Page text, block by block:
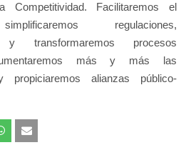
Competitividad. Facilitaremos el
regulaciones,
y transformaremos procesos
más y más las
propiciaremos alianzas público-